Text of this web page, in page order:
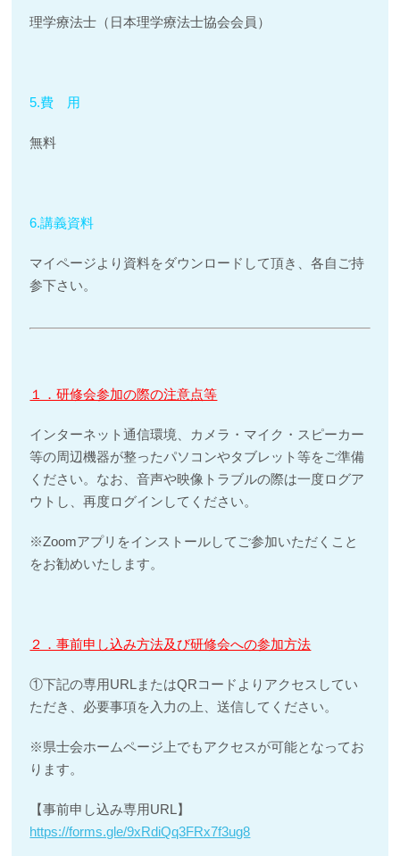
理学療法士（日本理学療法士協会会員）
5.費 用
無料
6.講義資料
マイページより資料をダウンロードして頂き、各自ご持
参下さい。
１．研修会参加の際の注意点等
インターネット通信環境、カメラ・マイク・スピーカー
等の周辺機器が整ったパソコンやタブレット等をご準備
ください。なお、音声や映像トラブルの際は一度ログア
ウトし、再度ログインしてください。
※Zoomアプリをインストールしてご参加いただくこと
をお勧めいたします。
２．事前申し込み方法及び研修会への参加方法
①下記の専用URLまたはQRコードよりアクセスしてい
ただき、必要事項を入力の上、送信してください。
※県士会ホームページ上でもアクセスが可能となってお
ります。
【事前申し込み専用URL】
https://forms.gle/9xRdiQq3FRx7f3ug8